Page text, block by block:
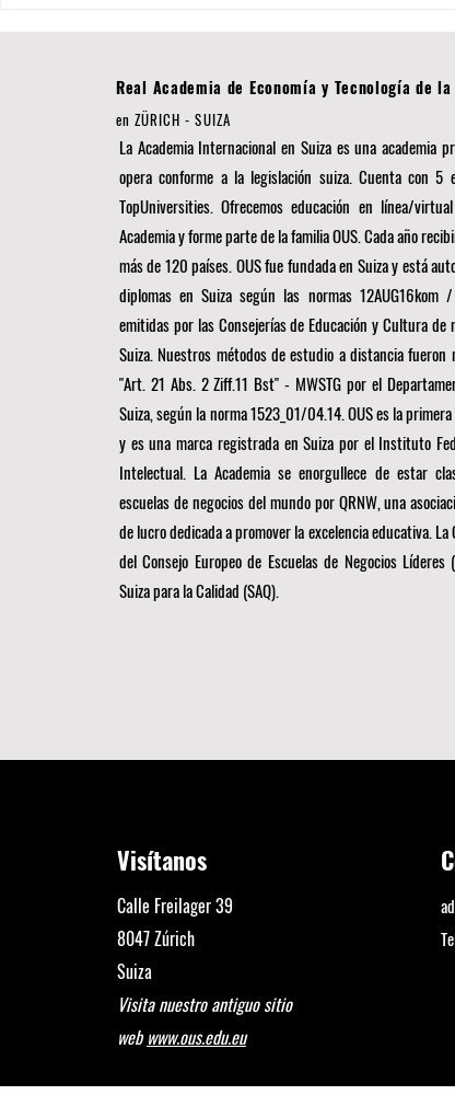
asegura su posición entre las 500
Reglas
Real Academia de Economía y Tecnología de la
en ZÜRICH - SUIZA
La Academia Internacional en Suiza es una academia
opera conforme a la legislación suiza. Cuenta con 5
TopUniversities. Ofrecemos educación en línea/
Academia y forme parte de la familia OUS. Cada año
más de 120 países. OUS fue fundada en Suiza y está
diplomas en Suiza según las normas 12AUG16kom
emitidas por las Consejerías de Educación y Cultura de
Suiza. Nuestros métodos de estudio a distancia fueron
"Art. 21 Abs. 2 Ziff.11 Bst" - MWSTG por el
Suiza, según la norma 1523_01/04.14. OUS es la
y es una marca registrada en Suiza por el Instituto
Intelectual. La Academia se enorgullece de estar
escuelas de negocios del mundo porQRNW, una
de lucro dedicada a promover la excelencia educativa.
delConsejo Europeo de Escuelas de Negocios Líderes
Suiza para la Calidad (SAQ).
Visítanos
Calle Freilager 39
8047 Zúrich
Suiza
Visita nuestro antiguo sitio
webwww.ous.edu.eu